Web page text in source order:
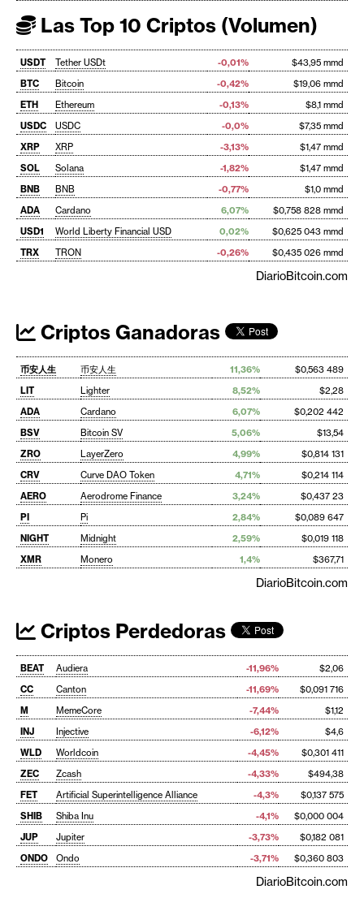
Las Top 10 Criptos (Volumen)
USDT Tether USDt -0,01%
$43,95 mmd
BTC
Bitcoin -0,42%
$19,06 mmd
ETH
Ethereum -0,13%
$8,1 mmd
USDC
USDC -0,0%
$7,35 mmd
XRP
XRP -3,13%
$1,47 mmd
SOL
Solana -1,82%
$1,47 mmd
BNB
BNB -0,77%
$1,0 mmd
ADA
Cardano 6,07%
$0,758 828 mmd
USD1
World Liberty Financial USD 0,02%
$0,625 043 mmd
TRX
TRON -0,26% $0,435 026 mmd
DiarioBitcoin.com
Criptos Ganadoras
币安人生 币安人生 11,36%
$0,563 489
LIT
Lighter 8,52%
$2,28
ADA
Cardano 6,07%
$0,202 442
BSV
Bitcoin SV 5,06%
$13,54
ZRO
LayerZero 4,99%
$0,814 131
CRV
Curve DAO Token 4,71%
$0,214 114
AERO
Aerodrome Finance 3,24%
$0,437 23
PI
Pi 2,84%
$0,089 647
NIGHT
Midnight 2,59%
$0,019 118
XMR
Monero 1,4% $367,71
DiarioBitcoin.com
Criptos Perdedoras
BEAT Audiera -11,96%
$2,06
CC
Canton -11,69%
$0,091 716
M
MemeCore -7,44%
$1,12
INJ
Injective -6,12%
$4,6
WLD
Worldcoin -4,45%
$0,301 411
ZEC
Zcash -4,33%
$494,38
FET
Artificial Superintelligence Alliance -4,3%
$0,137 575
SHIB
Shiba Inu -4,1%
$0,000 004
JUP
Jupiter -3,73%
$0,182 081
ONDO
Ondo -3,71% $0,360 803
DiarioBitcoin.com